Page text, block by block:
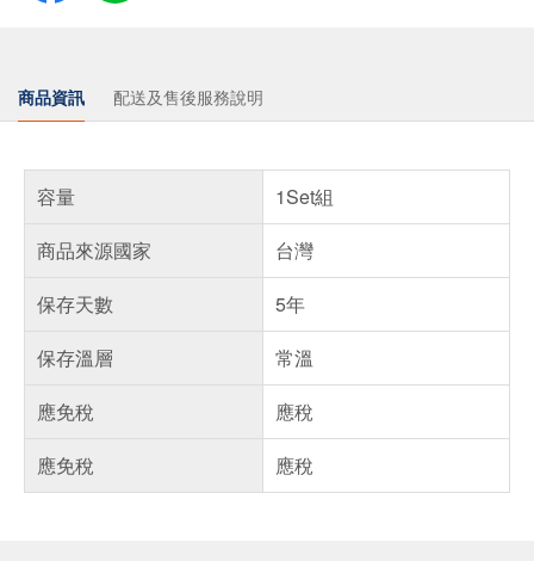
商品資訊 配送及售後服務說明
容量
1Set組
商品來源國家
台灣
保存天數
5年
保存溫層
常溫
應免稅
應稅
應免稅
應稅